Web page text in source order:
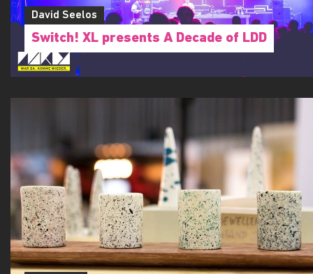
David Seelos
Switch! XL presents A Decade of LDD